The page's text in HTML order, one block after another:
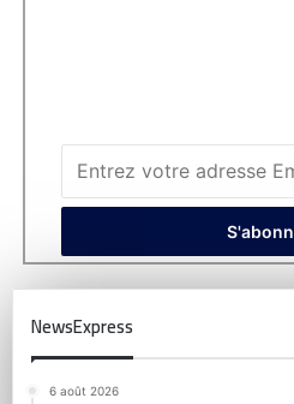
NewsExpress
6 août 2026